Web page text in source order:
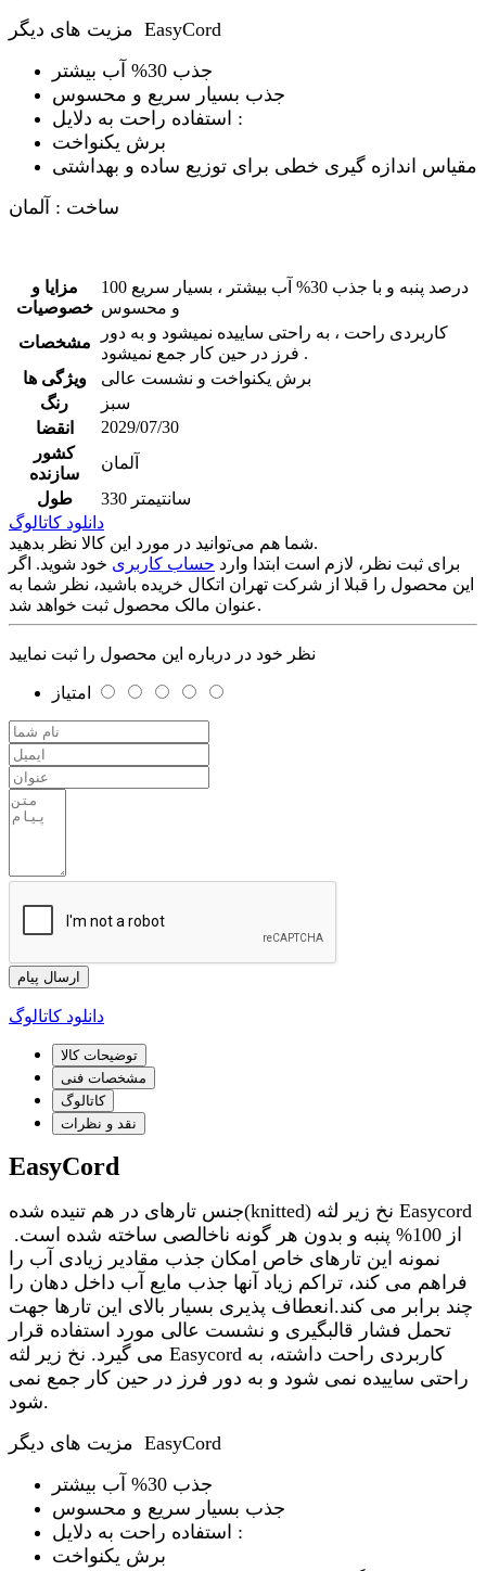
مزیت های دیگر EasyCord
جذب 30% آب بیشتر
جذب بسیار سریع و محسوس
استفاده راحت به دلایل :
برش یکنواخت
مقیاس اندازه گیری خطی برای توزیع ساده و بهداشتی
ساخت : آلمان
مزایا و
خصوصیات
100 درصد پنبه و با جذب 30% آب بیشتر ، بسیار سریع
و محسوس
مشخصات
کاربردی راحت ، به راحتی ساییده نمیشود و به دور
فرز در حین کار جمع نمیشود .
ویژگی ها
برش یکنواخت و نشست عالی
رنگ
سبز
انقضا
2029/07/30
کشور
سازنده
آلمان
طول
330 سانتیمتر
دانلود کاتالوگ
شما هم می‌توانید در مورد این کالا نظر بدهید.
برای ثبت نظر، لازم است ابتدا وارد حساب کاربری خود شوید. اگر
این محصول را قبلا از شرکت تهران اتکال خریده باشید، نظر شما به
عنوان مالک محصول ثبت خواهد شد.
نظر خود در درباره این محصول را ثبت نمایید
امتیاز
ارسال پیام
دانلود کاتالوگ
توضیحات کالا
مشخصات فنی
کاتالوگ
نقد و نظرات
EasyCord
جنس تارهای در هم تنیده شده(knitted) نخ زیر لثه Easycord
از 100% پنبه و بدون هر گونه ناخالصی ساخته شده است.
نمونه این تارهای خاص امکان جذب مقادیر زیادی آب را
فراهم می کند، تراکم زیاد آنها جذب مایع آب داخل دهان را
چند برابر می کند.انعطاف پذیری بسیار بالای این تارها جهت
تحمل فشار قالبگیری و نشست عالی مورد استفاده قرار
می گیرد. نخ زیر لثه Easycord کاربردی راحت داشته، به
راحتی ساییده نمی شود و به دور فرز در حین کار جمع نمی
شود.
مزیت های دیگر EasyCord
جذب 30% آب بیشتر
جذب بسیار سریع و محسوس
استفاده راحت به دلایل :
برش یکنواخت